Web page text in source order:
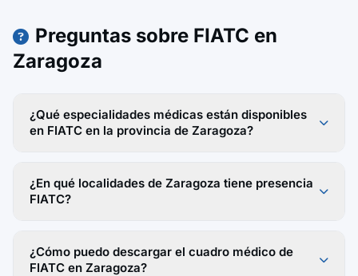
Preguntas sobre FIATC en
Zaragoza
¿Qué especialidades médicas están disponibles
en FIATC en la provincia de Zaragoza?
¿En qué localidades de Zaragoza tiene presencia
FIATC?
¿Cómo puedo descargar el cuadro médico de
FIATC en Zaragoza?